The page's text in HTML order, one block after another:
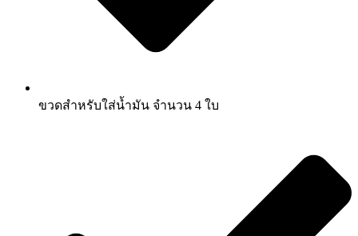
ขวดสำหรับใส่น้ำมัน จำนวน 4 ใบ